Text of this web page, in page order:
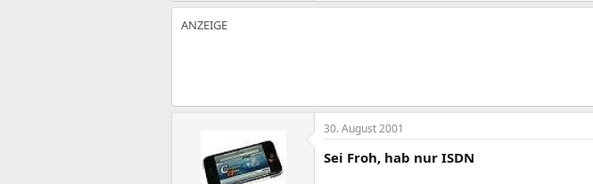
30. August 2001
Sei Froh, hab nur ISDN